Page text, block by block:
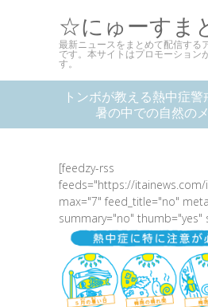
☆にゅーすま
最新ニュースをまとめて配信する
です。本サイトはプロモーション
す。
トンボが教える熱中症
暑の中での自然の
[feedzy-rss
feeds="https://itainews.com/
max="7" feed_title="no"
summary="no" thumb="yes"